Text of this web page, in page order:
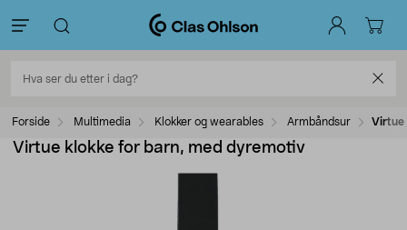
Forside Multimedia Klokker og wearables Armbåndsur Virtue
Virtue klokke for barn, med dyremotiv